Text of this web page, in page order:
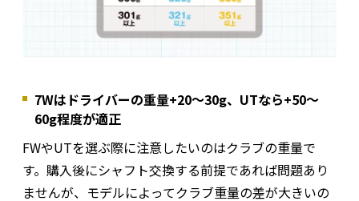
7Wはドライバーの重量+20～30g、UTなら+50～
60g程度が適正
FWやUTを選ぶ際に注意したいのはクラブの重量で
す。購入後にシャフト交換する前提であれば問題あり
ませんが、モデルによってクラブ重量の差が大きいの